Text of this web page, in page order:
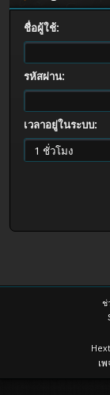
ชื่อผู้ใช้:
รหัสผ่าน:
เวลาอยู่ในระบบ:
ช่
เ